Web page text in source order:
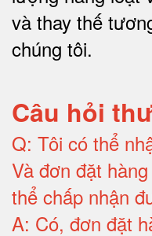
và thay thế
chúng tôi.
Câu hỏi
Q: Tôi có thể
Và đơn đặt
thể chấp nhận
A: Có, đơn đặt